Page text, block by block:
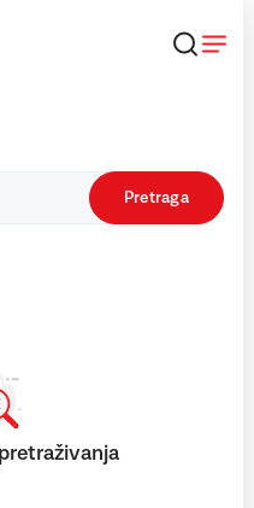
Pretraga